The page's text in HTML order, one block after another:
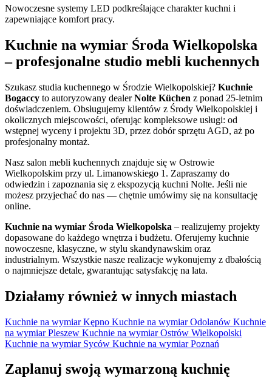
Nowoczesne systemy LED podkreślające charakter kuchni i
zapewniające komfort pracy.
Kuchnie na wymiar Środa Wielkopolska
– profesjonalne studio mebli kuchennych
Szukasz studia kuchennego w Środzie Wielkopolskiej? Kuchnie
Bogaccy to autoryzowany dealerNolte Küchen z ponad 25-letnim
doświadczeniem. Obsługujemy klientów z Środy Wielkopolskiej i
okolicznych miejscowości, oferując kompleksowe usługi: od
wstępnej wyceny i projektu 3D, przez dobór sprzętu AGD, aż po
profesjonalny montaż.
Nasz salon mebli kuchennych znajduje się w Ostrowie
Wielkopolskim przy ul. Limanowskiego 1. Zapraszamy do
odwiedzin i zapoznania się z ekspozycją kuchni Nolte. Jeśli nie
możesz przyjechać do nas — chętnie umówimy się na konsultację
online.
Kuchnie na wymiar Środa Wielkopolska – realizujemy projekty
dopasowane do każdego wnętrza i budżetu. Oferujemy kuchnie
nowoczesne, klasyczne, w stylu skandynawskim oraz
industrialnym. Wszystkie nasze realizacje wykonujemy z dbałością
o najmniejsze detale, gwarantując satysfakcję na lata.
Działamy również w innych miastach
Kuchnie na wymiar Kępno Kuchnie na wymiar Odolanów Kuchnie
na wymiar Pleszew Kuchnie na wymiar Ostrów Wielkopolski
Kuchnie na wymiar Syców Kuchnie na wymiar Poznań
Zaplanuj swoją wymarzoną kuchnię